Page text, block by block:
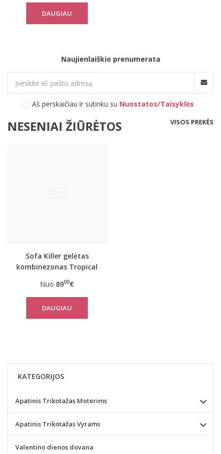
DAUGIAU
Naujienlaiškio prenumerata
Aš perskaičiau ir sutinku su Nuostatos/Taisyklės
NESENIAI ŽIŪRĖTOS VISOS PREKĖS
Sofa Killer gelėtas
kombinezonas Tropical
Nuo 8900€
DAUGIAU
KATEGORIJOS
Apatinis Trikotažas Moterims
Apatinis Trikotažas Vyrams
Valentino dienos dovana